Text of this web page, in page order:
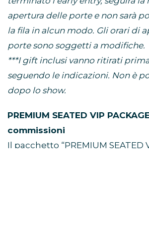
apertura delle porte e non sarà
la fila in alcun modo. Gli orari di
porte sono soggetti a modifiche.
***I gift inclusi vanno ritirati
seguendo le indicazioni. Non è
dopo lo show.
PREMIUM SEATED VIP
commissioni
Il pacchetto “PREMIUM SEATED